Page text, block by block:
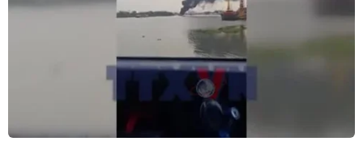
Tuy mưa không lớn lắm nhưng kéo dài hơn 1 giờ đã làm
cho một số tuyến phố trung tâm của thành phố Cần Thơ